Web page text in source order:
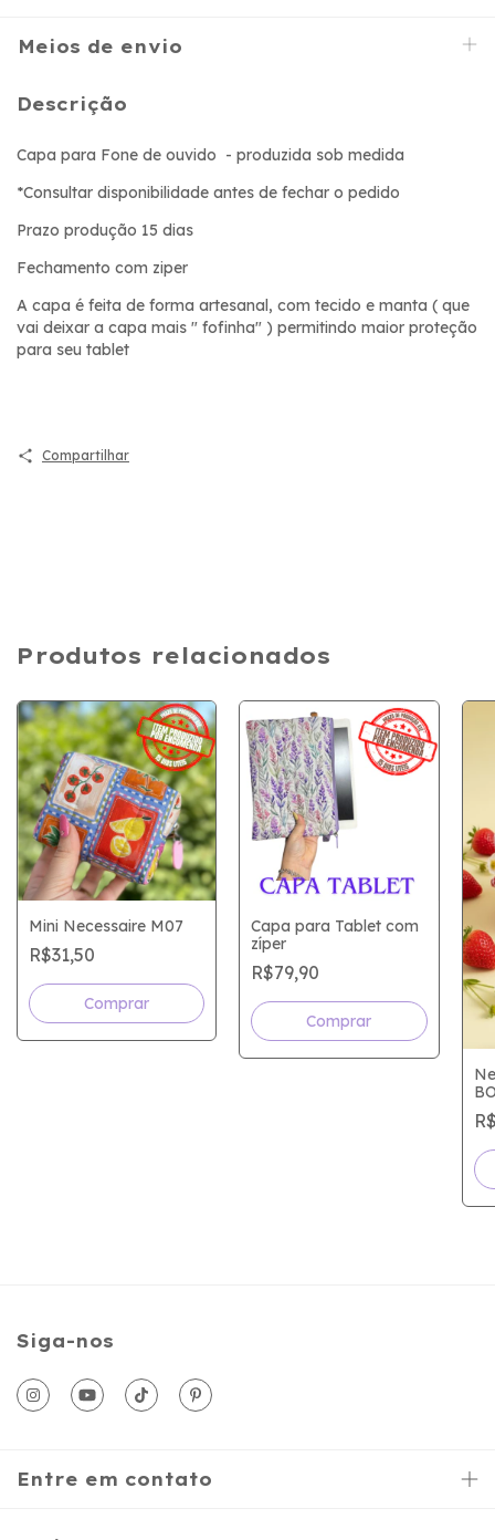
Meios de envio
Descrição
Capa para Fone de ouvido - produzida sob medida
*Consultar disponibilidade antes de fechar o pedido
Prazo produção 15 dias
Fechamento com ziper
A capa é feita de forma artesanal, com tecido e manta ( que
vai deixar a capa mais " fofinha" ) permitindo maior proteção
para seu tablet
Compartilhar
Produtos relacionados
Mini Necessaire M07
R$31,50
Capa para Tablet com
zíper
R$79,90
Siga-nos
Entre em contato